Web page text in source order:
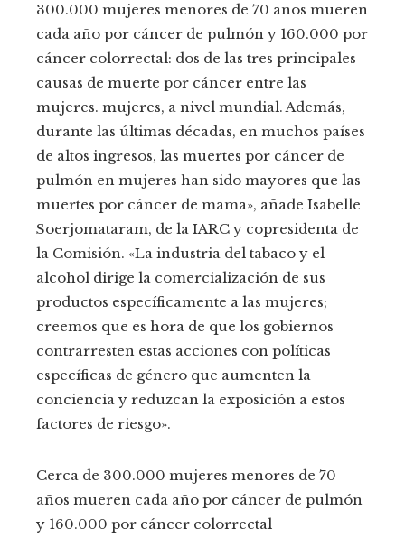
300.000 mujeres menores de 70 años mueren
cada año por cáncer de pulmón y 160.000 por
cáncer colorrectal: dos de las tres principales
causas de muerte por cáncer entre las
mujeres. mujeres, a nivel mundial. Además,
durante las últimas décadas, en muchos países
de altos ingresos, las muertes por cáncer de
pulmón en mujeres han sido mayores que las
muertes por cáncer de mama», añade Isabelle
Soerjomataram, de la IARC y copresidenta de
la Comisión. «La industria del tabaco y el
alcohol dirige la comercialización de sus
productos específicamente a las mujeres;
creemos que es hora de que los gobiernos
contrarresten estas acciones con políticas
específicas de género que aumenten la
conciencia y reduzcan la exposición a estos
factores de riesgo».
Cerca de 300.000 mujeres menores de 70
años mueren cada año por cáncer de pulmón
y 160.000 por cáncer colorrectal